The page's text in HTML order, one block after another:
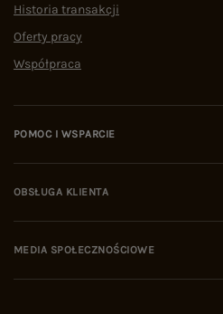
Historia transakcji
Oferty pracy
Współpraca
POMOC I WSPARCIE
OBSŁUGA KLIENTA
MEDIA SPOŁECZNOŚCIOWE